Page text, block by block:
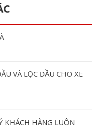
VÀ LỌC DẦU CHO XE
KHÁCH HÀNG LUÔN